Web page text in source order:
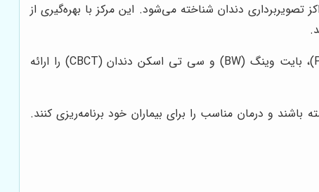
تصویربرداری دندان شناخته می‌شود. این مرکز با بهره‌گیری از
تمامی خدمات رادیولوژی دندان از جمله رادیوگرافی پانورامیک (OPG)، سفالومتری، پری اپیکال (PA)، بایت وینگ (BW) و سی تی اسکن دندان (CBCT) را ارائه
و درمان مناسب را برای بیماران خود برنامه‌ریزی کنند.